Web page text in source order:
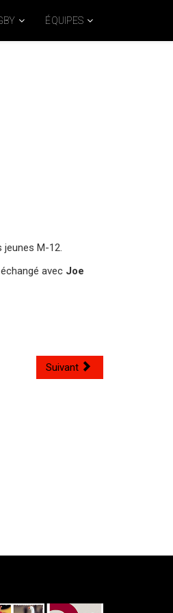
ÉQUIPES
M-12.
avec Joe
Suivant